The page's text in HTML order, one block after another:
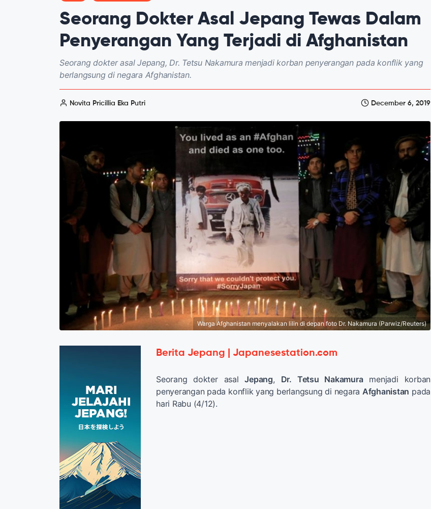
Seorang Dokter Asal Jepang Tewas Dalam
Penyerangan Yang Terjadi di Afghanistan
Seorang dokter asal Jepang, Dr. Tetsu Nakamura menjadi korban penyerangan pada konflik yang
berlangsung di negara Afghanistan.
Novita Pricillia Eka Putri December 6, 2019
Warga Afghanistan menyalakan lilin di depan foto Dr. Nakamura (Parwiz/Reuters)
Berita Jepang | Japanesestation.com
Seorang dokter asalJepang, Dr. Tetsu Nakamuramenjadi korban
penyerangan pada konflik yang berlangsung di negara Afghanistan pada
hari Rabu (4/12).